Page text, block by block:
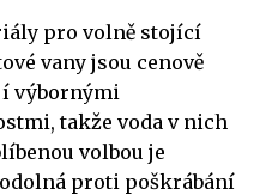
pro volně stojící
vany jsou cenově
výbornými
takže voda v nich
volbou je
proti poškrábání